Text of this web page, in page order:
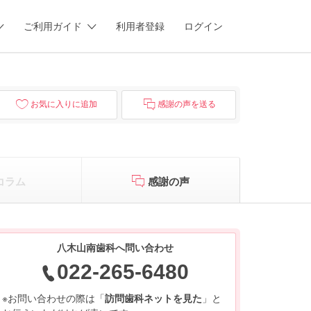
ご利用ガイド 利用者登録 ログイン
お気に入りに追加 感謝の声を送る
ラム 感謝の声
八木山南歯科へ問い合わせ
022-265-6480
※お問い合わせの際は「訪問歯科ネットを見た 」と